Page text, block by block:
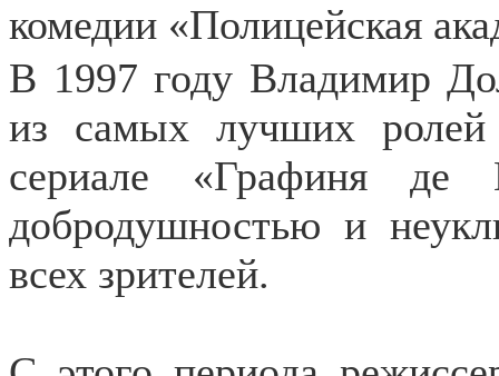
комедии «Полицейская
В 1997 году Владимир
из самых лучших ролей
сериале «Графиня де
добродушностью и
всех зрителей.